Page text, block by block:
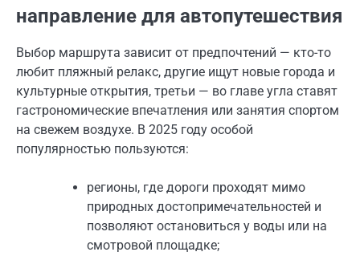
направление для автопутешествия
Выбор маршрута зависит от предпочтений — кто-то
любит пляжный релакс, другие ищут новые города и
культурные открытия, третьи — во главе угла ставят
гастрономические впечатления или занятия спортом
на свежем воздухе. В 2025 году особой
популярностью пользуются:
регионы, где дороги проходят мимо
природных достопримечательностей и
позволяют остановиться у воды или на
смотровой площадке;